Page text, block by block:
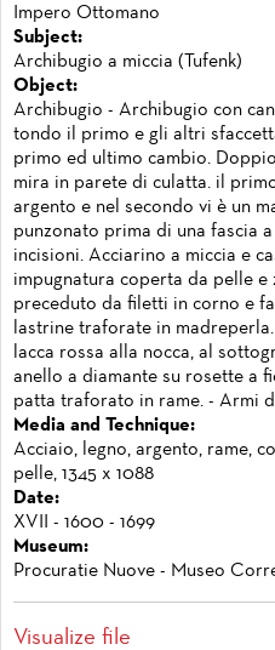
Impero Ottomano
Subject:
Archibugio a miccia (Tufenk)
Object:
Archibugio - Archibugio con
tondo il primo e gli altri
primo ed ultimo cambio.
mira in parete di culatta. il
argento e nel secondo vi è un
punzonato prima di una fascia
incisioni. Acciarino a miccia e
impugnatura coperta da pelle
preceduto da filetti in corno e
lastrine traforate in
lacca rossa alla nocca, al
anello a diamante su rosette a
patta traforato in rame. - Armi
Media and Technique:
Acciaio, legno, argento, rame,
pelle, 1345 x 1088
Date:
XVII - 1600 - 1699
Museum:
Procuratie Nuove - Museo
Visualize file